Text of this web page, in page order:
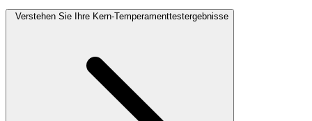
Verstehen Sie Ihre Kern-Temperamenttestergebnisse